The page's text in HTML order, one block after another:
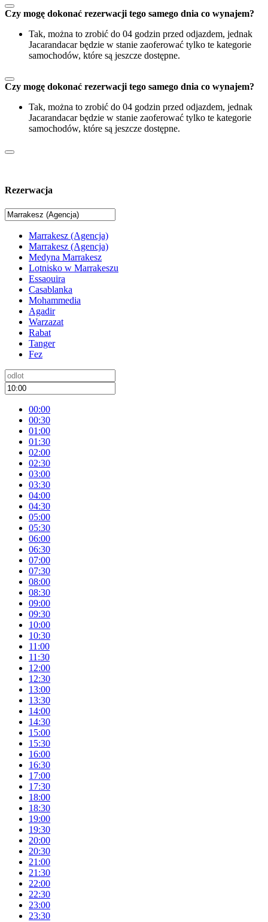
Czy mogę dokonać rezerwacji tego samego dnia co wynajem?
Tak, można to zrobić do 04 godzin przed odjazdem, jednak
Jacarandacar będzie w stanie zaoferować tylko te kategorie
samochodów, które są jeszcze dostępne.
Czy mogę dokonać rezerwacji tego samego dnia co wynajem?
Tak, można to zrobić do 04 godzin przed odjazdem, jednak
Jacarandacar będzie w stanie zaoferować tylko te kategorie
samochodów, które są jeszcze dostępne.
Rezerwacja
Marrakesz (Agencja)
Marrakesz (Agencja)
Medyna Marrakesz
Lotnisko w Marrakeszu
Essaouira
Casablanka
Mohammedia
Agadir
Warzazat
Rabat
Tanger
Fez
00:00
00:30
01:00
01:30
02:00
02:30
03:00
03:30
04:00
04:30
05:00
05:30
06:00
06:30
07:00
07:30
08:00
08:30
09:00
09:30
10:00
10:30
11:00
11:30
12:00
12:30
13:00
13:30
14:00
14:30
15:00
15:30
16:00
16:30
17:00
17:30
18:00
18:30
19:00
19:30
20:00
20:30
21:00
21:30
22:00
22:30
23:00
23:30